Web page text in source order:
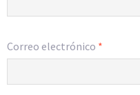
Correo electrónico *